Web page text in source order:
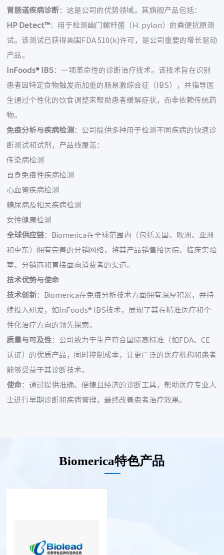
胃肠道疾病诊断 ：这是公司的优势领域。其旗舰产品包括：
HP Detect™ ：用于检测幽门螺杆菌（H. pylori）的粪便抗原测
试。该测试已获得美国FDA 510(k)许可，是公司重要的增长驱动
产品。
InFoods® IBS ：一项革命性的诊断治疗技术。该技术旨在识别
患者因特定食物触发而加重的肠易激综合征（IBS），并指导医
生通过个性化的饮食调整来帮助患者缓解症状，而非依赖传统药
物。
免疫分析与疾病检测 ：公司提供多种用于检测不同疾病的快速诊
断测试和试剂，产品线覆盖：
传染病检测
自身免疫性疾病检测
心血管疾病检测
糖尿病及相关疾病检测
女性健康检测
全球供应链 ：Biomerica在全球范围内（包括美国、欧洲、亚洲
和中东）拥有完善的分销网络，将其产品销售给医院、临床实验
室、分销商和直接面向消费者的渠道。
技术优势与使命
技术创新 ：Biomerica在免疫分析技术方面拥有深厚积累，并持
续投入研发，如InFoods® IBS技术，展现了其在精准医疗和个
性化治疗方向的领先探索。
质量与可及性 ：公司致力于生产符合国际高标准（如FDA、CE
认证）的优质产品，同时控制成本，让更广泛的医疗机构和患者
能够受益于其诊断技术。
使命 ：通过提供准确、便捷且经济的诊断工具，帮助医疗专业人
士进行早期诊断和疾病管理，最终改善患者治疗效果。
Biomerica特色产品